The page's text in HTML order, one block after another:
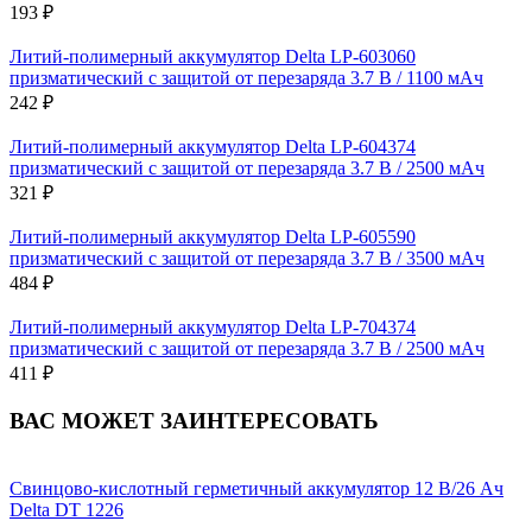
193 ₽
Литий-полимерный аккумулятор Delta LP-603060
призматический с защитой от перезаряда 3.7 В / 1100 мАч
242 ₽
Литий-полимерный аккумулятор Delta LP-604374
призматический с защитой от перезаряда 3.7 В / 2500 мАч
321 ₽
Литий-полимерный аккумулятор Delta LP-605590
призматический с защитой от перезаряда 3.7 В / 3500 мАч
484 ₽
Литий-полимерный аккумулятор Delta LP-704374
призматический с защитой от перезаряда 3.7 В / 2500 мАч
411 ₽
ВАС МОЖЕТ ЗАИНТЕРЕСОВАТЬ
Свинцово-кислотный герметичный аккумулятор 12 В/26 Ач
Delta DT 1226